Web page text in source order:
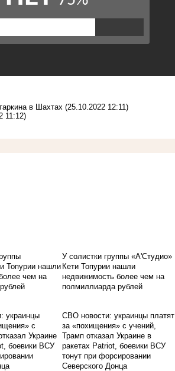
в Шахтах (25.10.2022 12:11)
11:12)
У солистки группы «А'Студио»
Кети Топурии нашли
недвижимость более чем на
полмиллиарда рублей
СВО новости: украинцы платят
за «похищения» с учений,
Трамп отказал Украине в
ракетах Patriot, боевики ВСУ
тонут при форсировании
Северского Донца